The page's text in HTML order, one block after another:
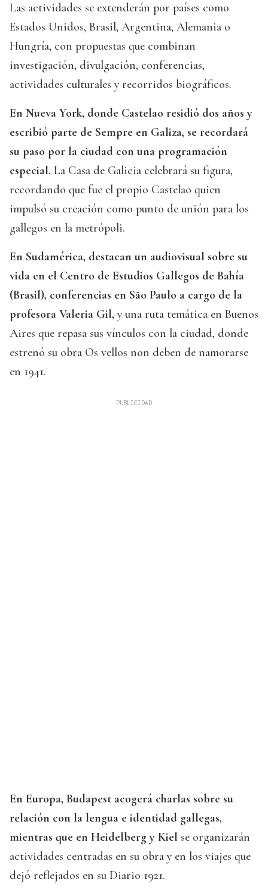
Las actividades se extenderán por países como
Estados Unidos, Brasil, Argentina, Alemania o
Hungría, con propuestas que combinan
investigación, divulgación, conferencias,
actividades culturales y recorridos biográficos.
En Nueva York, donde Castelao residió dos años y
escribió parte de Sempre en Galiza, se recordará
su paso por la ciudad con una programación
especial. La Casa de Galicia celebrará su figura,
recordando que fue el propio Castelao quien
impulsó su creación como punto de unión para los
gallegos en la metrópoli.
En Sudamérica, destacan un audiovisual sobre su
vida en el Centro de Estudios Gallegos de Bahía
(Brasil), conferencias en São Paulo a cargo de la
profesora Valeria Gil, y una ruta temática en Buenos
Aires que repasa sus vínculos con la ciudad, donde
estrenó su obra Os vellos non deben de namorarse
en 1941.
En Europa, Budapest acogerá charlas sobre su
relación con la lengua e identidad gallegas,
mientras que en Heidelberg y Kiel se organizarán
actividades centradas en su obra y en los viajes que
dejó reflejados en su Diario 1921.